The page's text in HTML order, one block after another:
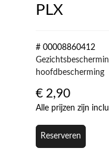
PLX
# 00008860412
hoofdbescherming
€ 2,90
Alle prijzen zijn
Reserveren